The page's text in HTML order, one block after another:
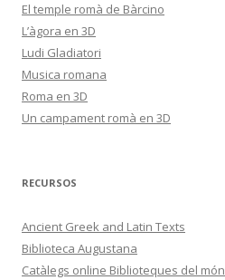
El temple romà de Bàrcino
L’àgora en 3D
Ludi Gladiatori
Musica romana
Roma en 3D
Un campament romà en 3D
RECURSOS
Ancient Greek and Latin Texts
Biblioteca Augustana
Catàlegs online Biblioteques del món